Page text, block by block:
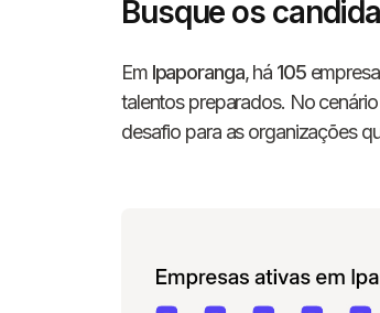
Busque os
Em Ipaporanga, há 105
talentos preparados. No
desafio para as organizações